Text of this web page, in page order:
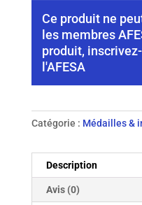
Ce produit ne
les membres
produit,
l'AFESA
Catégorie : Médailles &
Description
Avis (0)